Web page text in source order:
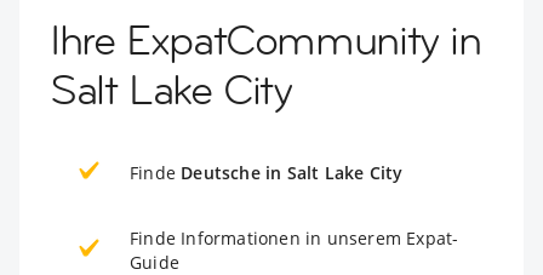
Ihre ExpatCommunity in
Salt Lake City
Finde Deutsche in Salt Lake City
Finde Informationen in unserem Expat-
Guide